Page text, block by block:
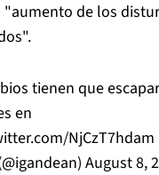
"aumento de los
tienen que
en
NjCzT7hdam
August 8,